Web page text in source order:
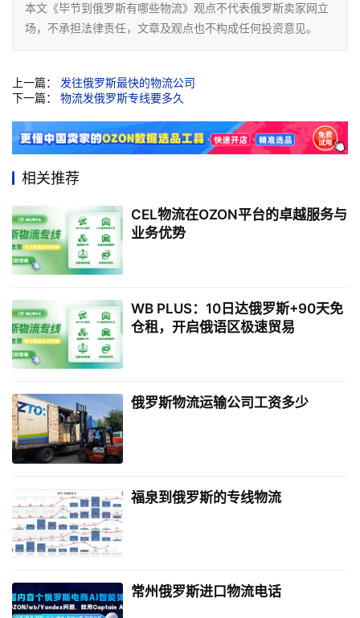
本文《毕节到俄罗斯有哪些物流》观点不代表俄罗斯卖家网立
场，不承担法律责任，文章及观点也不构成任何投资意见。
上一篇： 发往俄罗斯最快的物流公司
下一篇： 物流发俄罗斯专线要多久
相关推荐
CEL物流在OZON平台的卓越服务与
业务优势
WB PLUS：10日达俄罗斯+90天免
仓租，开启俄语区极速贸易
俄罗斯物流运输公司工资多少
福泉到俄罗斯的专线物流
常州俄罗斯进口物流电话